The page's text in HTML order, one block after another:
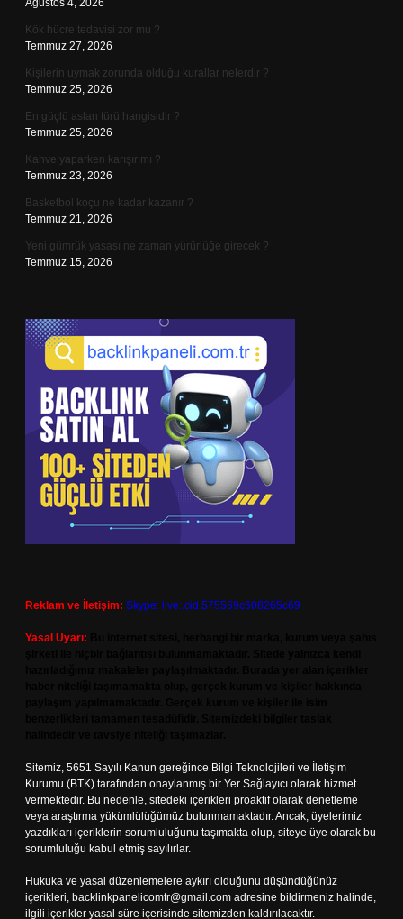
Ağustos 4, 2026
Kök hücre tedavisi zor mu ?
Temmuz 27, 2026
Kişilerin uymak zorunda olduğu kurallar nelerdir ?
Temmuz 25, 2026
En güçlü aslan türü hangisidir ?
Temmuz 25, 2026
Kahve yaparken karışır mı ?
Temmuz 23, 2026
Basketbol koçu ne kadar kazanır ?
Temmuz 21, 2026
Yeni gümrük yasası ne zaman yürürlüğe girecek ?
Temmuz 15, 2026
Reklam ve İletişim: Skype: live:.cid.575569c608265c69
Yasal Uyarı:
Sitemiz, 5651 Sayılı Kanun gereğince Bilgi Teknolojileri ve İletişim
Kurumu (BTK) tarafından onaylanmış bir Yer Sağlayıcı olarak hizmet
vermektedir. Bu nedenle, sitedeki içerikleri proaktif olarak denetleme
veya araştırma yükümlülüğümüz bulunmamaktadır. Ancak, üyelerimiz
yazdıkları içeriklerin sorumluluğunu taşımakta olup, siteye üye olarak bu
sorumluluğu kabul etmiş sayılırlar.
Hukuka ve yasal düzenlemelere aykırı olduğunu düşündüğünüz
içerikleri, backlinkpanelicomtr@gmail.com adresine bildirmeniz halinde,
ilgili içerikler yasal süre içerisinde sitemizden kaldırılacaktır.